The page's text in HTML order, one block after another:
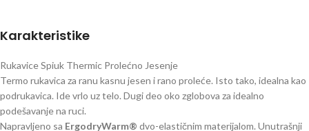
Karakteristike
Rukavice Spiuk Thermic Prolećno Jesenje
Termo rukavica za ranu kasnu jesen i rano proleće. Isto tako, idealna kao
podrukavica. Ide vrlo uz telo. Dugi deo oko zglobova za idealno
podešavanje na ruci.
Napravljeno sa ErgodryWarm® dvo-elastičnim materijalom. Unutrašnji